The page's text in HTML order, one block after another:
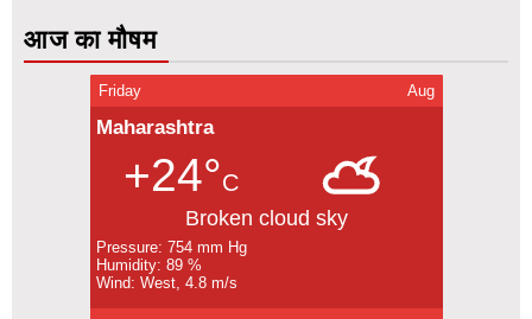
आज का मौषम
Friday Aug
Maharashtra
+24°C
Broken cloud sky
Pressure: 754 mm Hg
Humidity: 89 %
Wind: West, 4.8 m/s